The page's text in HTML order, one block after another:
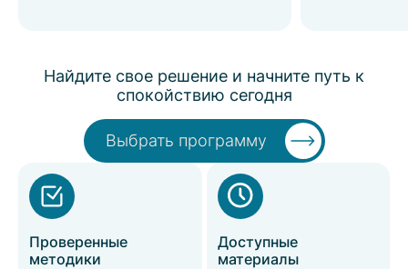
Найдите свое решение и начните путь к
спокойствию сегодня
Выбрать программу
Проверенные
методики
Доступные
материалы